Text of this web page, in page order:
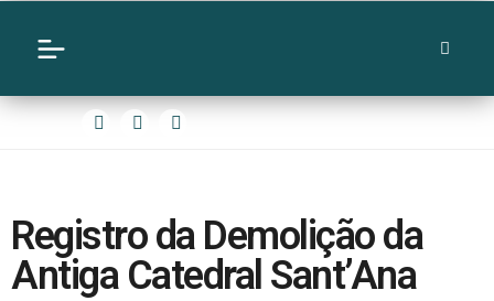
Registro da Demolição da
Antiga Catedral Sant’Ana